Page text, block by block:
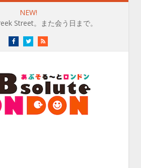
NEW!
Street。また会う日まで。
FacebookTwitterRSS